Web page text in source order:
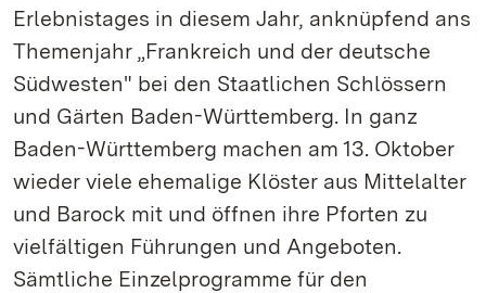
Erlebnistages in diesem Jahr, anknüpfend ans
Themenjahr „Frankreich und der deutsche
Südwesten" bei den Staatlichen Schlössern
und Gärten Baden-Württemberg. In ganz
Baden-Württemberg machen am 13. Oktober
wieder viele ehemalige Klöster aus Mittelalter
und Barock mit und öffnen ihre Pforten zu
vielfältigen Führungen und Angeboten.
Sämtliche Einzelprogramme für den